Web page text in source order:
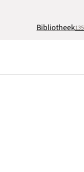
Bibliotheek135